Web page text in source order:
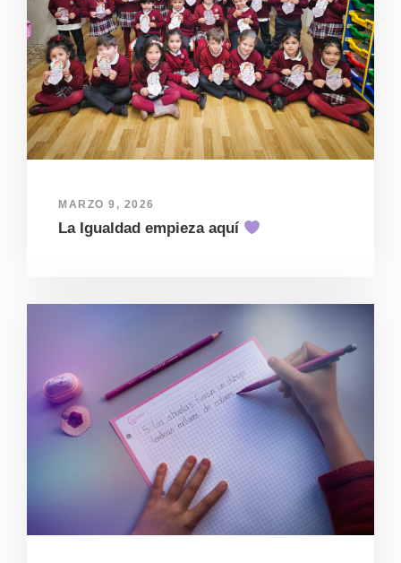
MARZO 9, 2026
La Igualdad empieza aquí